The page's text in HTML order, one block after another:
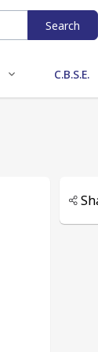
Search
C.B.S.E.